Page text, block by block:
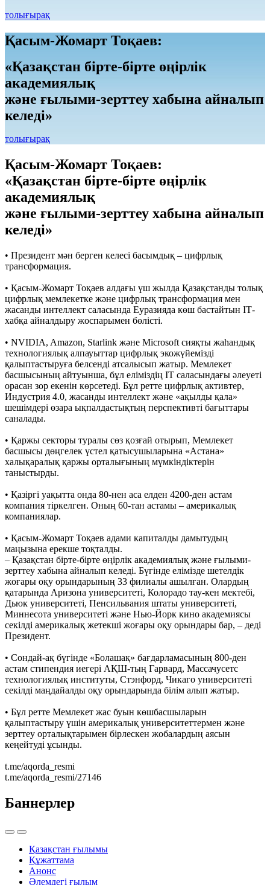
толығырақ
Қасым-Жомарт Тоқаев:
«Қазақстан бірте-бірте өңірлік
академиялық
және ғылыми-зерттеу хабына айналып
келеді»
толығырақ
Қасым-Жомарт Тоқаев:
«Қазақстан бірте-бірте өңірлік
академиялық
және ғылыми-зерттеу хабына айналып
келеді»
• Президент мән берген келесі басымдық – цифрлық
трансформация.
• Қасым-Жомарт Тоқаев алдағы үш жылда Қазақстанды толық
цифрлық мемлекетке және цифрлық трансформация мен
жасанды интеллект саласында Еуразияда көш бастайтын ІТ-
хабқа айналдыру жоспарымен бөлісті.
• NVIDIA, Amazon, Starlink және Microsoft сияқты жаһандық
технологиялық алпауыттар цифрлық экожүйемізді
қалыптастыруға белсенді атсалысып жатыр. Мемлекет
басшысының айтуынша, бұл еліміздің ІТ саласындағы әлеуеті
орасан зор екенін көрсетеді. Бұл ретте цифрлық активтер,
Индустрия 4.0, жасанды интеллект және «ақылды қала»
шешімдері өзара ықпалдастықтың перспективті бағыттары
саналады.
• Қаржы секторы туралы сөз қозғай отырып, Мемлекет
басшысы дөңгелек үстел қатысушыларына «Астана»
халықаралық қаржы орталығының мүмкіндіктерін
таныстырды.
• Қазіргі уақытта онда 80-нен аса елден 4200-ден астам
компания тіркелген. Оның 60-тан астамы – америкалық
компаниялар.
• Қасым-Жомарт Тоқаев адами капиталды дамытудың
маңызына ерекше тоқталды.
– Қазақстан бірте-бірте өңірлік академиялық және ғылыми-
зерттеу хабына айналып келеді. Бүгінде елімізде шетелдік
жоғары оқу орындарының 33 филиалы ашылған. Олардың
қатарында Аризона университеті, Колорадо тау-кен мектебі,
Дьюк университеті, Пенсильвания штаты университеті,
Миннесота университеті және Нью-Йорк кино академиясы
секілді америкалық жетекші жоғары оқу орындары бар, – деді
Президент.
• Сондай-ақ бүгінде «Болашақ» бағдарламасының 800-ден
астам стипендия иегері АҚШ-тың Гарвард, Массачусетс
технологиялық институты, Стэнфорд, Чикаго университеті
секілді маңдайалды оқу орындарында білім алып жатыр.
• Бұл ретте Мемлекет жас буын көшбасшыларын
қалыптастыру үшін америкалық университеттермен және
зерттеу орталықтарымен бірлескен жобалардың аясын
кеңейтуді ұсынды.
t.me/aqorda_resmi
t.me/aqorda_resmi/27146
Баннерлер
Қазақстан ғылымы
Құжаттама
Анонс
Әлемдегі ғылым